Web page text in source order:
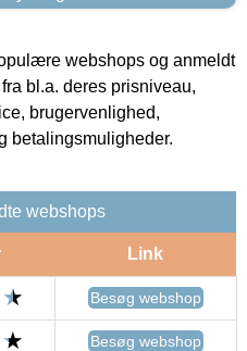
webshops og anmeldt
bl.a. deres prisniveau,
brugervenlighed,
betalingsmuligheder.
webshops
Link
Besøg webshop
Besøg webshop